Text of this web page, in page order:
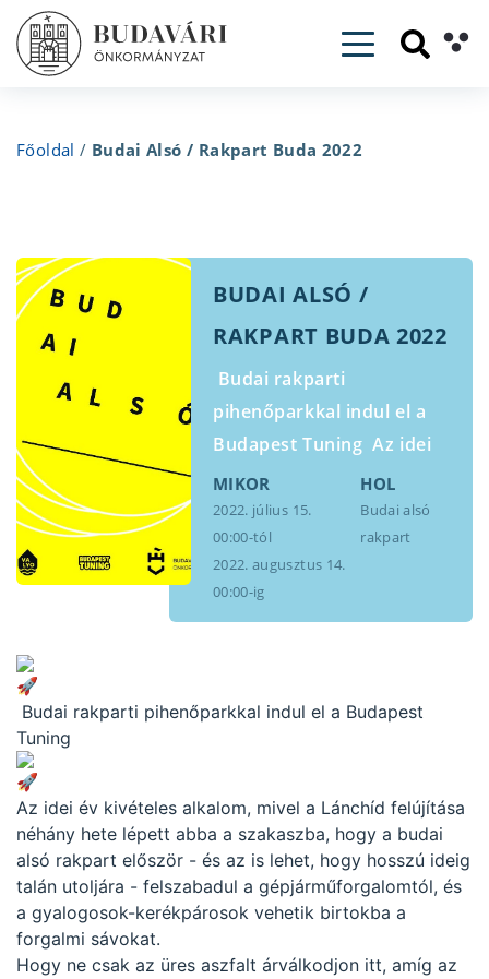
Toggle
Főoldal / Budai Alsó / Rakpart Buda 2022
BUDAI ALSÓ /
RAKPART BUDA 2022
Budai rakparti
pihenőparkkal indul el a
Budapest Tuning Az idei
év kivételes alkalom, mivel
a Lánchíd felújítása
néhány hete lépett abba a
szakaszba, hogy a budai
alsó rakpart először – és
felszabadul a
vehetik birtokba a
forgalmi sávokat. Hogy ne
csak az […]
MIKOR
2022. július 15.
00:00-tól
2022. augusztus 14.
00:00-ig
HOL
Budai alsó
rakpart
Budai rakparti pihenőparkkal indul el a Budapest
Tuning
Az idei év kivételes alkalom, mivel a Lánchíd felújítása
néhány hete lépett abba a szakaszba, hogy a budai
alsó rakpart először - és az is lehet, hogy hosszú ideig
talán utoljára - felszabadul a gépjárműforgalomtól, és
a gyalogosok-kerékpárosok vehetik birtokba a
forgalmi sávokat.
Hogy ne csak az üres aszfalt árválkodjon itt, amíg az